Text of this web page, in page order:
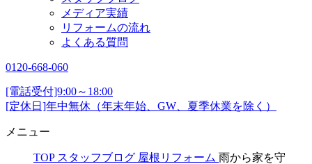
メディア実績
リフォームの流れ
よくある質問
0120-668-060
[電話受付]9:00～18:00
[定休日]年中無休（年末年始、GW、夏季休業を除く）
メニュー
TOP スタッフブログ 屋根リフォーム 雨から家を守